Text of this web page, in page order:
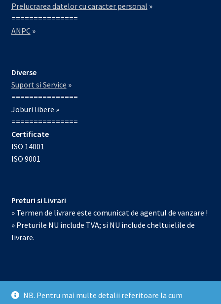
NB. Pentru mai multe detalii referitoare la cum
Prelucrarea datelor cu caracter personal »
===============
ANPC»
Diverse
Suport si Service »
===============
Joburi libere »
===============
Certificate
ISO 14001
ISO 9001
Preturi si Livrari
» Termen de livrare este comunicat de agentul de vanzare !
» Preturile NU include TVA; si NU include cheltuielile de
livrare.
© Echipamente de laborator 2026